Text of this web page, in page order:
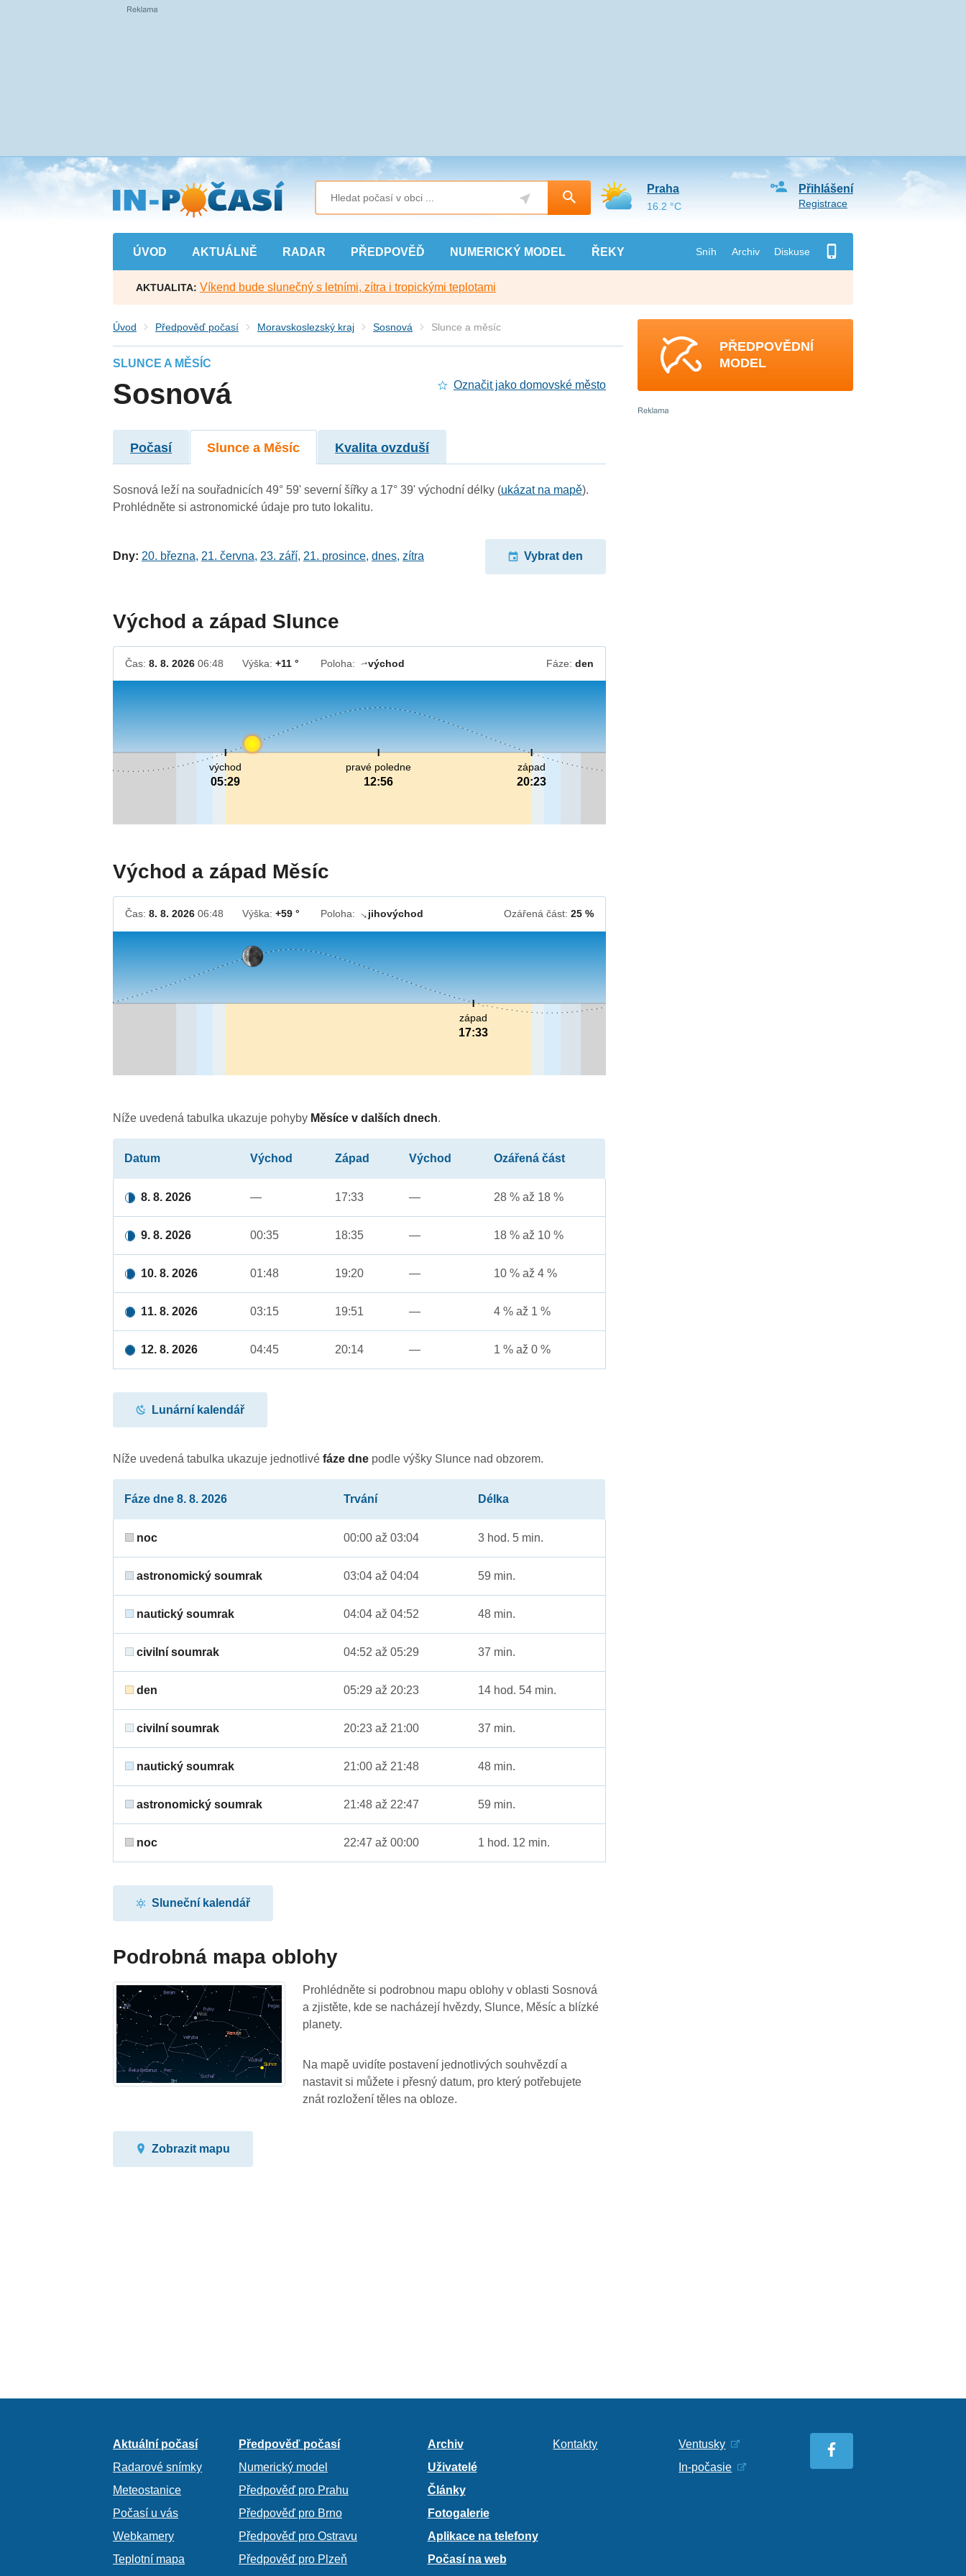
Přejít
na
hlavní
obsah
ÚVOD AKTUÁLNĚ RADAR PŘEDPOVĚĎ NUMERICKÝ MODEL ŘEKY Sníh Archiv Diskuse
Přihlášení
Registrace
Praha
16.2 °C
AKTUALITA: Víkend bude slunečný s letními, zítra i tropickými teplotami
Úvod Předpověď počasí Moravskoslezský kraj Sosnová Slunce a měsíc
SLUNCE A MĚSÍC
Sosnová Označit jako domovské město
Počasí Slunce a Měsíc Kvalita ovzduší
Sosnová leží na souřadnicích 49° 59' severní šířky a 17° 39' východní délky (ukázat na mapě).
Prohlédněte si astronomické údaje pro tuto lokalitu.
Dny: 20. března, 21. června, 23. září, 21. prosince,dnes,zítra Vybrat den
Východ a západ Slunce
Čas:8. 8. 2026 06:48 Výška:+11 ° Poloha: ↓východ Fáze: den
pravé poledne
12:56
východ
05:29
západ
20:23
Východ a západ Měsíc
Čas:8. 8. 2026 06:48 Výška:+59 ° Poloha: ↓jihovýchod Ozářená část: 25 %
západ
17:33
Níže uvedená tabulka ukazuje pohyby Měsíce v dalších dnech.
Datum Východ Západ Východ Ozářená část
8. 8. 2026 — 17:33 — 28 % až 18 %
9. 8. 2026 00:35 18:35 — 18 % až 10 %
10. 8. 2026 01:48 19:20 — 10 % až 4 %
11. 8. 2026 03:15 19:51 — 4 % až 1 %
12. 8. 2026 04:45 20:14 — 1 % až 0 %
Lunární kalendář
Níže uvedená tabulka ukazuje jednotlivéfáze dne podle výšky Slunce nad obzorem.
Fáze dne 8. 8. 2026 Trvání Délka
noc 00:00 až 03:04 3 hod. 5 min.
astronomický soumrak 03:04 až 04:04 59 min.
nautický soumrak 04:04 až 04:52 48 min.
civilní soumrak 04:52 až 05:29 37 min.
den 05:29 až 20:23 14 hod. 54 min.
civilní soumrak 20:23 až 21:00 37 min.
nautický soumrak 21:00 až 21:48 48 min.
astronomický soumrak 21:48 až 22:47 59 min.
noc 22:47 až 00:00 1 hod. 12 min.
Sluneční kalendář
Podrobná mapa oblohy
Prohlédněte si podrobnou mapu oblohy v oblasti Sosnová
a zjistěte, kde se nacházejí hvězdy, Slunce, Měsíc a blízké
planety.
Na mapě uvidíte postavení jednotlivých souhvězdí a
nastavit si můžete i přesný datum, pro který potřebujete
znát rozložení těles na obloze.
Zobrazit mapu
PŘEDPOVĚDNÍ
MODEL
Aktuální počasí
Radarové snímky
Meteostanice
Počasí u vás
Webkamery
Teplotní mapa
Předpověď počasí
Numerický model
Předpověď pro Prahu
Předpověď pro Brno
Předpověď pro Ostravu
Předpověď pro Plzeň
Archiv
Uživatelé
Články
Fotogalerie
Aplikace na telefony
Počasí na web
Kontakty
Ventusky
In-počasie